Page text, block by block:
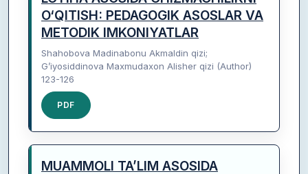
O‘QITISH: PEDAGOGIK ASOSLAR VA
METODIK IMKONIYATLAR
Shahobova Madinabonu Akmaldin qizi;
G’iyosiddinova Maxmudaxon Alisher qizi (Author)
123-126
PDF
MUAMMOLI TA’LIM ASOSIDA